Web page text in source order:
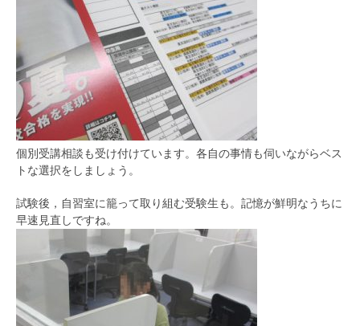
個別受講相談も受け付けています。各自の事情も伺いながらベス
トな選択をしましょう。
試験後，自習室に籠って取り組む受験生も。記憶が鮮明なうちに
早速見直しですね。